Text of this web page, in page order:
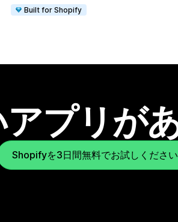
Built for Shopify
プリが
Shopifyを3日間無料でお試しください